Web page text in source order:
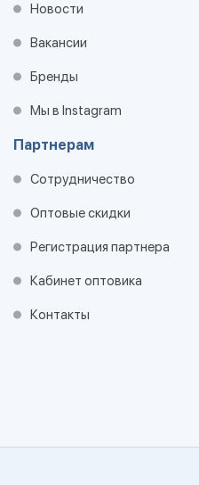
Новости
Вакансии
Бренды
Мы в Instagram
Партнерам
Сотрудничество
Оптовые скидки
Регистрация партнера
Кабинет оптовика
Контакты